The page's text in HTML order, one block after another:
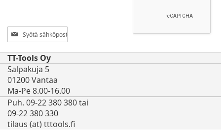
Tilaa
uutiskirjeemme:
TT-Tools Oy
Salpakuja 5
01200 Vantaa
Ma-Pe 8.00-16.00
Puh. 09-22 380 380 tai
09-22 380 330
tilaus (at) tttools.fi